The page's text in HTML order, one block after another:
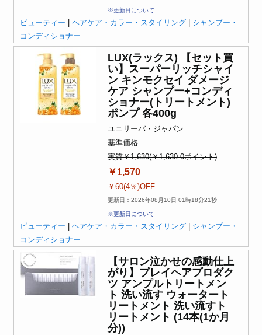
※更新日について
ビューティー ヘアケア・カラー・スタイリング| シャンプー・
コンディショナー
LUX(ラックス) 【セット買
い】スーパーリッチシャイ
ン キンモクセイ ダメージ
ケア シャンプー+コンディ
ショナー(トリートメント)
ポンプ 各400g
ユニリーバ・ジャパン
基準価格
実質￥1,630(￥1,630-0ポイント)
￥1,570
￥60(4％)OFF
更新日：2026年08月10日 01時18分21秒
※更新日について
ビューティー ヘアケア・カラー・スタイリング| シャンプー・
コンディショナー
【サロン泣かせの感動仕上
がり】プレイヘアプロダク
ツ アンプルトリートメン
ト 洗い流す ウォータート
リートメント 洗い流すト
リートメント (14本(1か月
分))